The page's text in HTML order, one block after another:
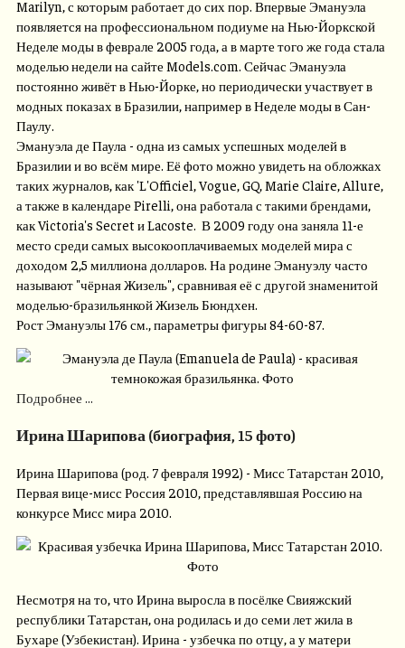
Marilyn, с которым работает до сих пор. Впервые Эмануэла
появляется на профессиональном подиуме на Нью-Йоркской
Неделе моды в феврале 2005 года, а в марте того же года стала
моделью недели на сайте Models.com. Сейчас Эмануэла
постоянно живёт в Нью-Йорке, но периодически участвует в
модных показах в Бразилии, например в Неделе моды в Сан-
Паулу.
Эмануэла де Паула - одна из самых успешных моделей в
Бразилии и во всём мире. Её фото можно увидеть на обложках
таких журналов, как 'L'Officiel, Vogue, GQ, Marie Claire, Allure,
а также в календаре Pirelli, она работала с такими брендами,
как Victoria's Secret и Lacoste. В 2009 году она заняла 11-е
место среди самых высокооплачиваемых моделей мира с
доходом 2,5 миллиона долларов. На родине Эмануэлу часто
называют "чёрная Жизель", сравнивая её с другой знаменитой
моделью-бразильянкой Жизель Бюндхен.
Рост Эмануэлы 176 см., параметры фигуры 84-60-87.
Подробнее ...
Ирина Шарипова (биография, 15 фото)
Ирина Шарипова (род. 7 февраля 1992) - Мисс Татарстан 2010,
Первая вице-мисс Россия 2010, представлявшая Россию на
конкурсе Мисс мира 2010.
Несмотря на то, что Ирина выросла в посёлке Свияжский
республики Татарстан, она родилась и до семи лет жила в
Бухаре (Узбекистан). Ирина - узбечка по отцу, а у матери